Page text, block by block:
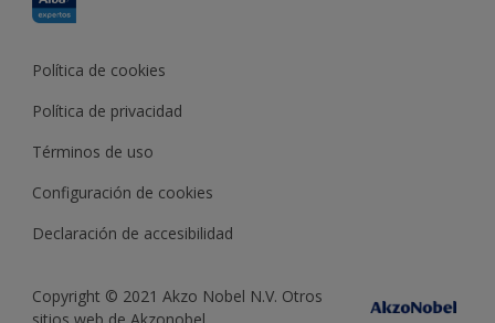
Política de cookies
Política de privacidad
Términos de uso
Configuración de cookies
Declaración de accesibilidad
Copyright © 2021 Akzo Nobel N.V. Otros
sitios web de Akzonobel